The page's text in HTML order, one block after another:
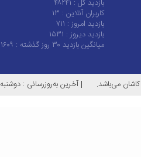
بازدید کل : ۴۸۲۴۱
کاربران آنلاین : ۱۳
بازدید امروز : ۷۱۱
بازدید دیروز : ۱۵۳۱
میانگین بازدید ۳۰ روز گذشته :
۱۶۰۹
می‌باشد. | آخرین به‌روزرسانی : دوشنبه ۲۱ مهر ۱۴۰۴